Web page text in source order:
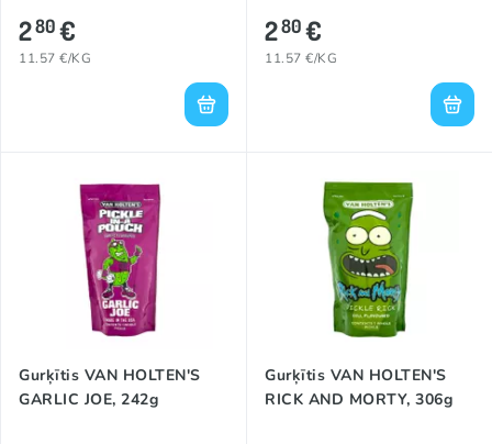
280€
11.57 €/KG
280€
11.57 €/KG
Gurķītis VAN HOLTEN'S
GARLIC JOE, 242g
Gurķītis VAN HOLTEN'S
RICK AND MORTY, 306g